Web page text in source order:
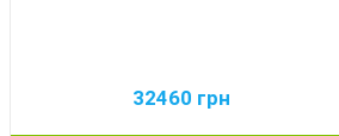
32460 грн